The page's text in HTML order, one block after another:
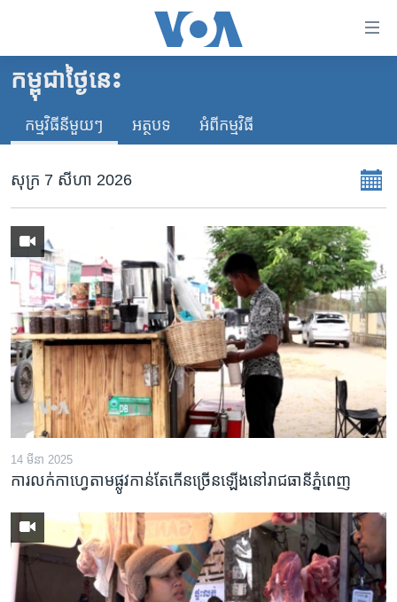
គេហទំព័រ​
ទាក់ទង
និង​
ទៅ​​
ទំព័រ​
ព័ត៌មាន​​
ម្តង
និង​
ចូល​
ទៅ​
ទំព័រ​
រចនា
រំលង​
និង​
ចូល​
កាន់​
ទំព័រ​
ស្វែង​
កម្ពុជា
អន្តរជាតិ
ចិន
កម្ពុជាច្នៃប្រតិដ្ឋ
ព្រឹត្តិការណ៍ព័ត៌មាន
ទូរទស្សន៍ / វីដេអូ​
វិទ្យុ / ផតខាសថ៍
កម្មវិធីទាំងអស់
Khmer English
បណ្តាញ​សង្គម
ភាសា
កម្ពុជាថ្ងៃនេះ
កម្មវិធី​នីមួយៗ អត្ថបទ​ អំពី​កម្មវិធី​
សុក្រ 7 សីហា 2026
14 មីនា 2025
ការលក់​កាហ្វេ​តាម​ផ្លូវ​កាន់តែ​កើន​ច្រើន​ឡើង​នៅ​រាជធានី​ភ្នំពេញ